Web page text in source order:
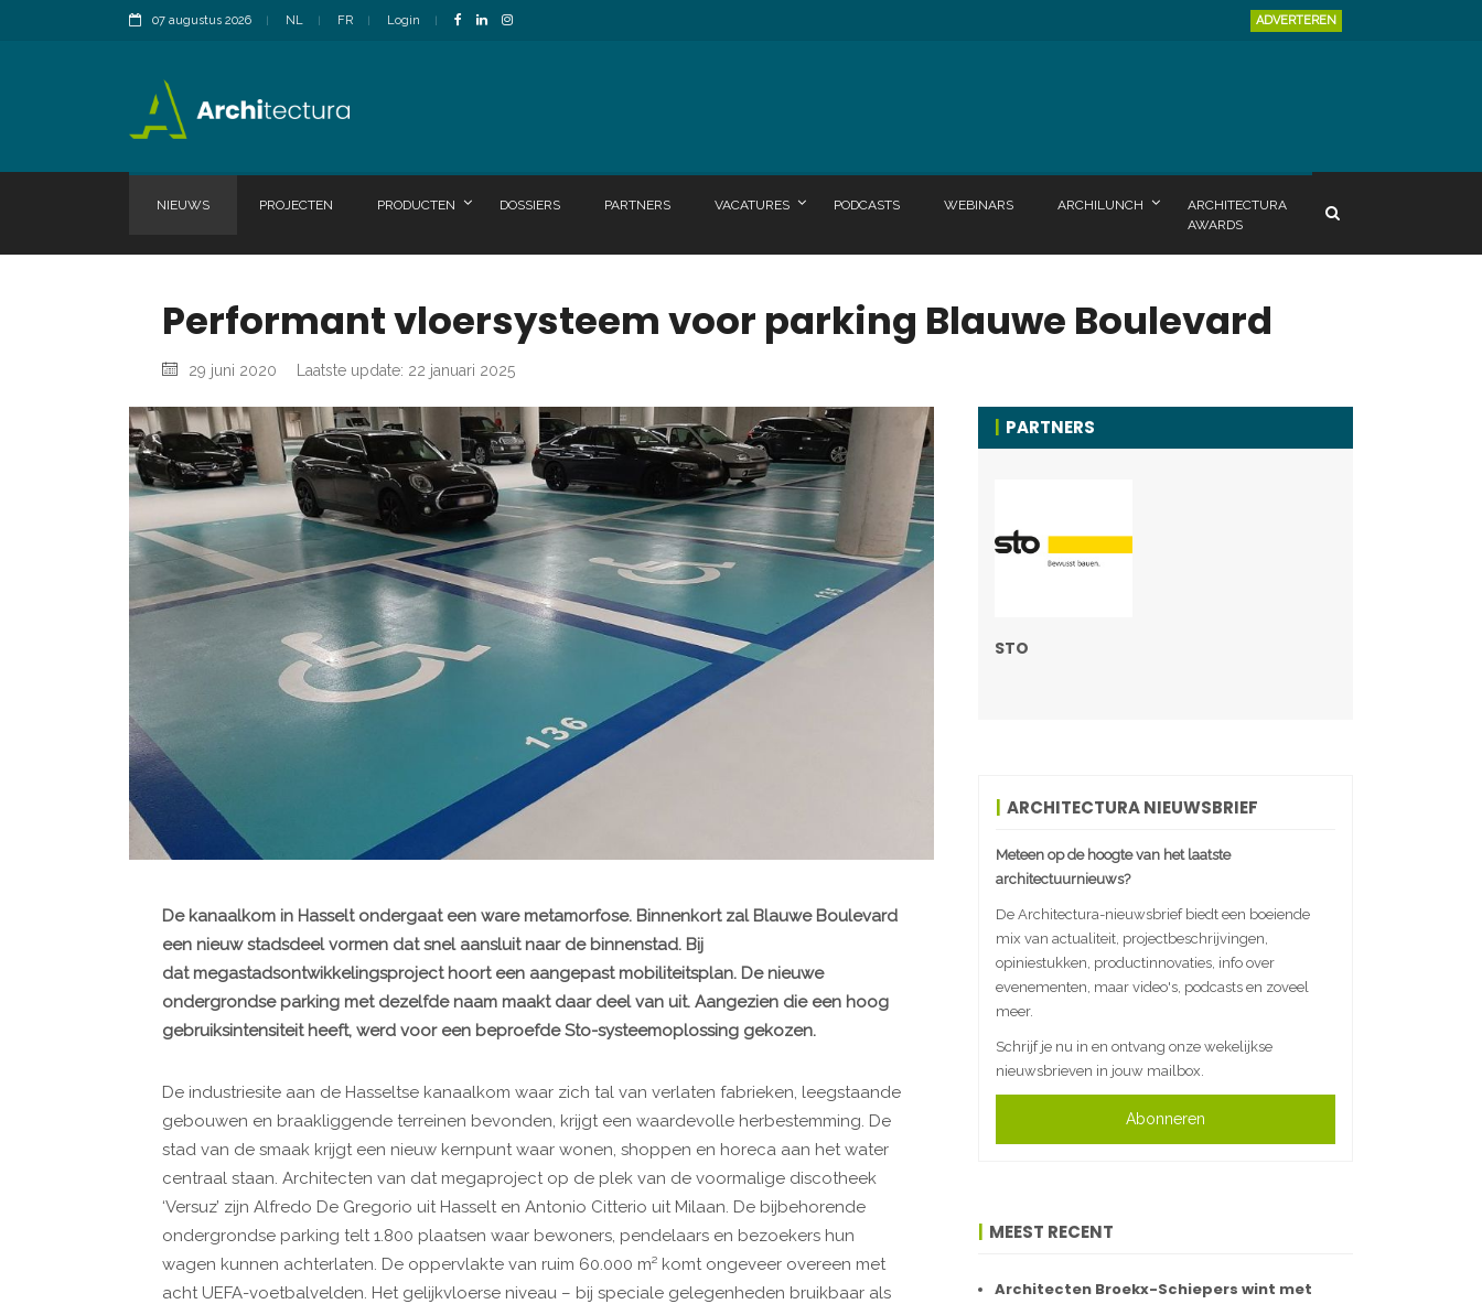
07 augustus 2026 NL FR Login ADVERTEREN
NIEUWS PROJECTEN PRODUCTEN DOSSIERS PARTNERS VACATURES PODCASTS WEBINARS ARCHILUNCH
ARCHITECTURA
AWARDS
Performant vloersysteem voor parking Blauwe Boulevard
29 juni 2020 Laatste update: 22 januari 2025
De kanaalkom in Hasselt ondergaat een ware metamorfose. Binnenkort zal Blauwe Boulevard
een nieuw stadsdeel vormen dat snel aansluit naar de binnenstad. Bij
dat megastadsontwikkelingsproject hoort een aangepast mobiliteitsplan. De nieuwe
ondergrondse parking met dezelfde naam maakt daar deel van uit. Aangezien die een hoog
gebruiksintensiteit heeft, werd voor een beproefde Sto-systeemoplossing gekozen.
De industriesite aan de Hasseltse kanaalkom waar zich tal van verlaten fabrieken, leegstaande
gebouwen en braakliggende terreinen bevonden, krijgt een waardevolle herbestemming. De
stad van de smaak krijgt een nieuw kernpunt waar wonen, shoppen en horeca aan het water
centraal staan. Architecten van dat megaproject op de plek van de voormalige discotheek
‘Versuz’ zijn Alfredo De Gregorio uit Hasselt en Antonio Citterio uit Milaan. De bijbehorende
ondergrondse parking telt 1.800 plaatsen waar bewoners, pendelaars en bezoekers hun
wagen kunnen achterlaten. De oppervlakte van ruim 60.000 m² komt ongeveer overeen met
acht UEFA-voetbalvelden. Het gelijkvloerse niveau – bij speciale gelegenheden bruikbaar als
PARTNERS
STO
ARCHITECTURA NIEUWSBRIEF
Meteen op de hoogte van het laatste
architectuurnieuws?
De Architectura-nieuwsbrief biedt een boeiende
mix van actualiteit, projectbeschrijvingen,
opiniestukken, productinnovaties, info over
evenementen, maar video's, podcasts en zoveel
meer.
Schrijf je nu in en ontvang onze wekelijkse
nieuwsbrieven in jouw mailbox.
Abonneren
MEEST RECENT
Architecten Broekx-Schiepers wint met